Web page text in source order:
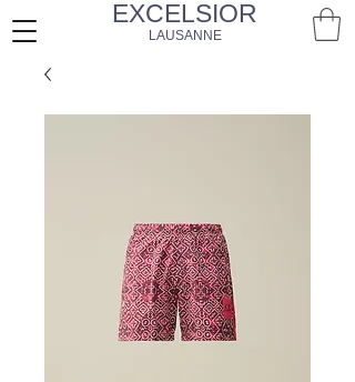
EXCELSIOR
LAUSANNE